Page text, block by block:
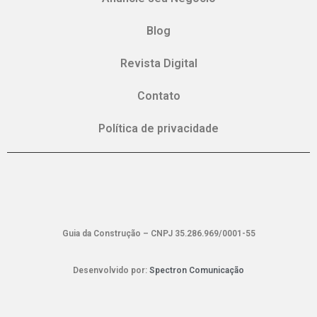
Blog
Revista Digital
Contato
Política de privacidade
Guia da Construção – CNPJ 35.286.969/0001-55
Desenvolvido por: Spectron Comunicação